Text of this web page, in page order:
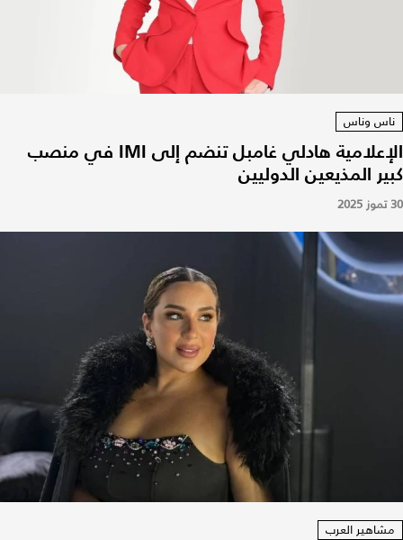
ناس وناس
الإعلامية هادلي غامبل تنضم إلى IMI في منصب
كبير المذيعين الدوليين
30 تموز 2025
مشاهير العرب